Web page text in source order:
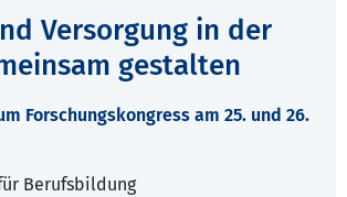
Versorgung in der
gestalten
Forschungskongress am 25. und 26.
Berufsbildung